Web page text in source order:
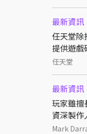
最新資訊
任天堂除
提供遊戲
任天堂
最新資訊
玩家雖擅
資深製作
定開發方
Mark